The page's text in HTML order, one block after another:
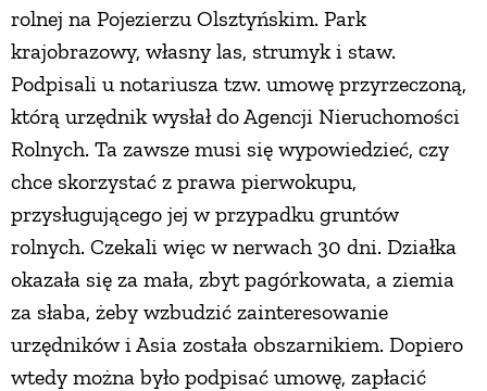
rolnej na Pojezierzu Olsztyńskim. Park
krajobrazowy, własny las, strumyk i staw.
Podpisali u notariusza tzw. umowę przyrzeczoną,
którą urzędnik wysłał do Agencji Nieruchomości
Rolnych. Ta zawsze musi się wypowiedzieć, czy
chce skorzystać z prawa pierwokupu,
przysługującego jej w przypadku gruntów
rolnych. Czekali więc w nerwach 30 dni. Działka
okazała się za mała, zbyt pagórkowata, a ziemia
za słaba, żeby wzbudzić zainteresowanie
urzędników i Asia została obszarnikiem. Dopiero
wtedy można było podpisać umowę, zapłacić